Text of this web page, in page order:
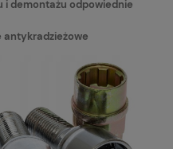
i demontażu odpowiednie
antykradzieżowe